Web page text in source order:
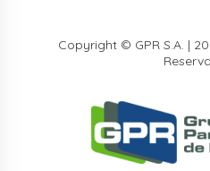
Copyright © GPR S.A. |